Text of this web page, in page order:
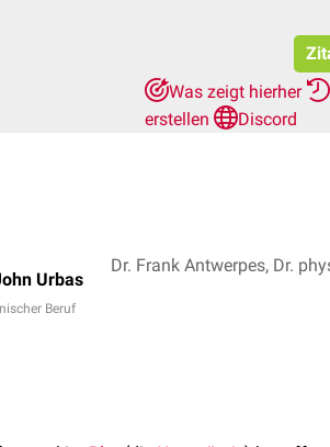
Was zeigt hierher
erstellen
Discord
Urbas
Beruf
Dr. Frank Antwerpes, Dr.